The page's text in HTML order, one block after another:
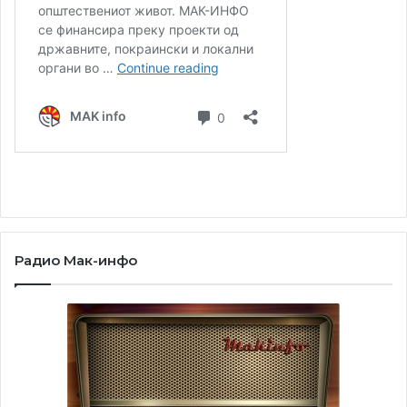
со Детроит Ред Вингс;
-Ендрју Пејков постариот, од Калифорнија ја основаше
најголемите приватни компании за флаширање вода во
постариот, додели над 1,5 милиони американски долари
обезбеди грант од 10 милиони долари за Хаиме Peykoff
Follicular Lymphoma Initiative за финансирање грантови
за истражување на фоликуларен лимфом, меѓународни
научни работилници и клинички награди;
Радио Мак-инфо